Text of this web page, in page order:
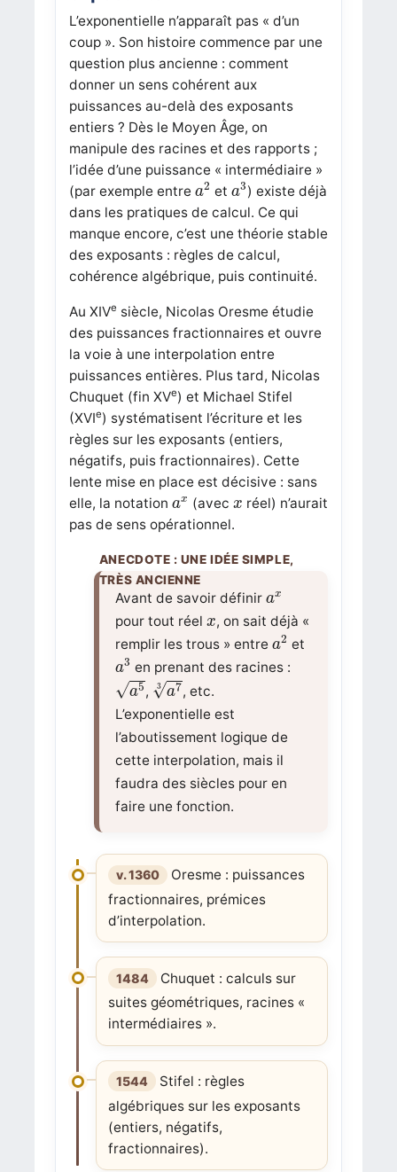
L’exponentielle n’apparaît pas « d’un
coup ». Son histoire commence par une
question plus ancienne : comment
donner un sens cohérent aux
puissances au-delà des exposants
entiers ? Dès le Moyen Âge, on
manipule des racines et des rapports ;
l’idée d’une puissance « intermédiaire »
(par exemple entre a2
a2 et a3
a3) existe déjà
dans les pratiques de calcul. Ce qui
manque encore, c’est une théorie stable
des exposants : règles de calcul,
cohérence algébrique, puis continuité.
Au XIVe siècle, Nicolas Oresme étudie
des puissances fractionnaires et ouvre
la voie à une interpolation entre
puissances entières. Plus tard, Nicolas
Chuquet (fin XVe) et Michael Stifel
(XVIe) systématisent l’écriture et les
règles sur les exposants (entiers,
négatifs, puis fractionnaires). Cette
lente mise en place est décisive : sans
elle, la notation ax
ax (avec x
x réel) n’aurait
pas de sens opérationnel.
Avant de savoir définir ax
ax
pour tout réel x
x, on sait déjà «
remplir les trous » entre a2
a2et
a3
3 en prenant des racines :
√a5
5
, 3
√a7
a73
, etc.
L’exponentielle est
l’aboutissement logique de
cette interpolation, mais il
faudra des siècles pour en
faire une fonction.
v. 1360 Oresme : puissances
fractionnaires, prémices
d’interpolation.
1484 Chuquet : calculs sur
suites géométriques, racines «
intermédiaires ».
1544 Stifel : règles
algébriques sur les exposants
(entiers, négatifs,
fractionnaires).